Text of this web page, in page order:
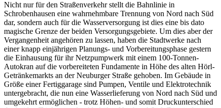
Nicht nur für den Straßenverkehr stellt die Bahnlinie in
Schrobenhausen eine wahrnehmbare Trennung von Nord nach Süd
dar, sondern auch für die Wasserversorgung ist dies eine bis dato
magische Grenze der beiden Versorgungsgebiete. Um dies aber der
Vergangenheit angehören zu lassen, haben die Stadtwerke nach
einer knapp einjährigen Planungs- und Vorbereitungsphase gestern
die Einhausung für ihr Netzpumpwerk mit einem 100-Tonnen-
Autokran auf die vorbereiteten Fundamente in Höhe des alten Hörl-
Getränkemarkts an der Neuburger Straße gehoben. Im Gebäude in
Größe einer Fertiggarage sind Pumpen, Ventile und Elektrotechnik
untergebracht, die nun eine Wasserlieferung von Nord nach Süd und
umgekehrt ermöglichen - trotz Höhen- und somit Druckunterschied